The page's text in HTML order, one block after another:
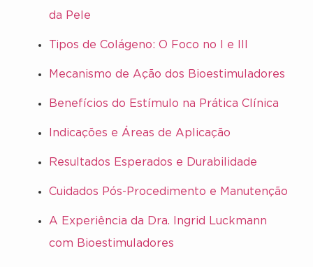
da Pele
Tipos de Colágeno: O Foco no I e III
Mecanismo de Ação dos Bioestimuladores
Benefícios do Estímulo na Prática Clínica
Indicações e Áreas de Aplicação
Resultados Esperados e Durabilidade
Cuidados Pós-Procedimento e Manutenção
A Experiência da Dra. Ingrid Luckmann
com Bioestimuladores